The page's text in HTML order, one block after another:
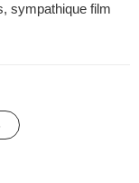
sympathique film